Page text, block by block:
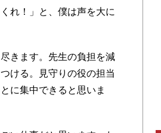
れ！」と、僕は声を大に
きます。先生の負担を減
ける。見守りの役の担当
に集中できると思いま